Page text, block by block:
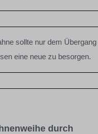
sollte nur dem Übergang
eine neue zu besorgen.
durch